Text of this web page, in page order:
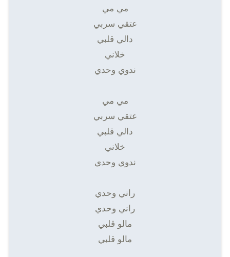
مي مي
عتقي سربي
دالي قلبي
خلاني
ندوي وحدي
مي مي
عتقي سربي
دالي قلبي
خلاني
ندوي وحدي
راني وحدي
راني وحدي
مالو قلبي
مالو قلبي